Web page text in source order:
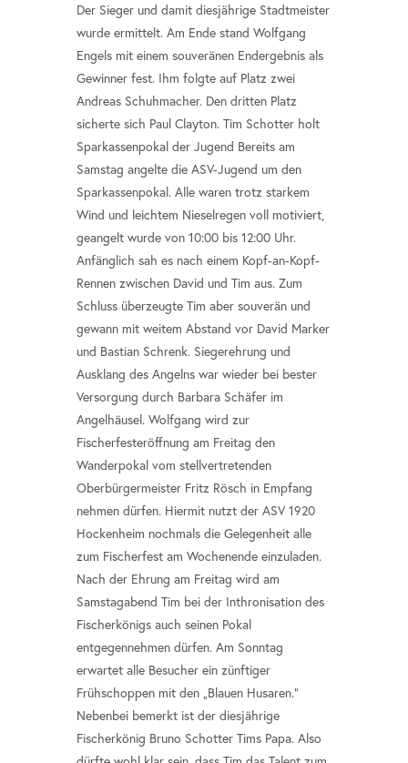
Der Sieger und damit diesjährige Stadtmeister
wurde ermittelt. Am Ende stand Wolfgang
Engels mit einem souveränen Endergebnis als
Gewinner fest. Ihm folgte auf Platz zwei
Andreas Schuhmacher. Den dritten Platz
sicherte sich Paul Clayton. Tim Schotter holt
Sparkassenpokal der Jugend Bereits am
Samstag angelte die ASV-Jugend um den
Sparkassenpokal. Alle waren trotz starkem
Wind und leichtem Nieselregen voll motiviert,
geangelt wurde von 10:00 bis 12:00 Uhr.
Anfänglich sah es nach einem Kopf-an-Kopf-
Rennen zwischen David und Tim aus. Zum
Schluss überzeugte Tim aber souverän und
gewann mit weitem Abstand vor David Marker
und Bastian Schrenk. Siegerehrung und
Ausklang des Angelns war wieder bei bester
Versorgung durch Barbara Schäfer im
Angelhäusel. Wolfgang wird zur
Fischerfesteröffnung am Freitag den
Wanderpokal vom stellvertretenden
Oberbürgermeister Fritz Rösch in Empfang
nehmen dürfen. Hiermit nutzt der ASV 1920
Hockenheim nochmals die Gelegenheit alle
zum Fischerfest am Wochenende einzuladen.
Nach der Ehrung am Freitag wird am
Samstagabend Tim bei der Inthronisation des
Fischerkönigs auch seinen Pokal
entgegennehmen dürfen. Am Sonntag
erwartet alle Besucher ein zünftiger
Frühschoppen mit den „Blauen Husaren.“
Nebenbei bemerkt ist der diesjährige
Fischerkönig Bruno Schotter Tims Papa. Also